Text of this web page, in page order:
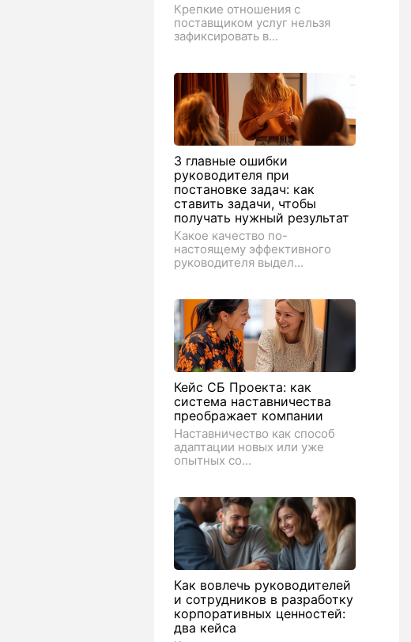
Крепкие отношения с
поставщиком услуг нельзя
зафиксировать в...
3 главные ошибки
руководителя при
постановке задач: как
ставить задачи, чтобы
получать нужный результат
Какое качество по-
настоящему эффективного
руководителя выдел...
Кейс СБ Проекта: как
система наставничества
преображает компании
Наставничество как способ
адаптации новых или уже
опытных со...
Как вовлечь руководителей
и сотрудников в разработку
корпоративных ценностей:
два кейса